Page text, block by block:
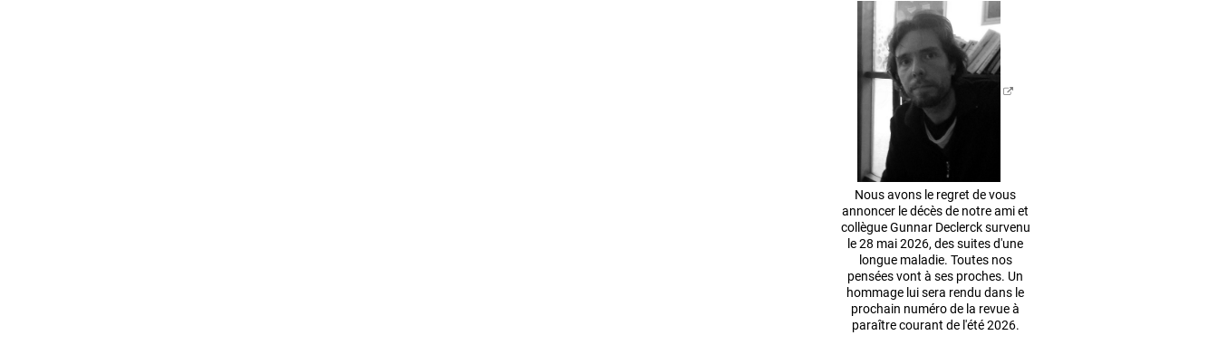
Nous avons le regret de vous
annoncer le décès de notre ami et
collègue Gunnar Declerck survenu
le 28 mai 2026, des suites d'une
longue maladie. Toutes nos
pensées vont à ses proches. Un
hommage lui sera rendu dans le
prochain numéro de la revue à
paraître courant de l'été 2026.